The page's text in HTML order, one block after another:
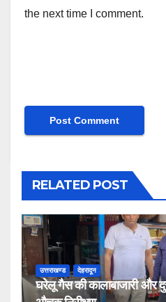
the next time I comment.
RELATED POST
उत्तराखण्ड देहरादून
घरेलू गैस की कालाबाजारी और